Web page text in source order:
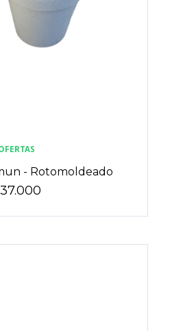
- Rotomoldeado